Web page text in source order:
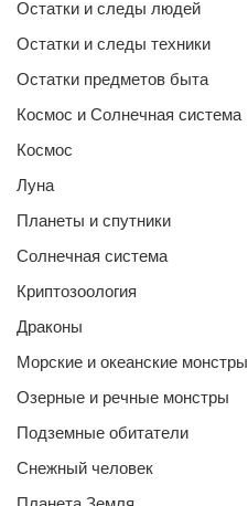
Остатки и следы людей
Остатки и следы техники
Остатки предметов быта
Космос и Солнечная система
Космос
Луна
Планеты и спутники
Солнечная система
Криптозоология
Драконы
Морские и океанские монстры
Озерные и речные монстры
Подземные обитатели
Снежный человек